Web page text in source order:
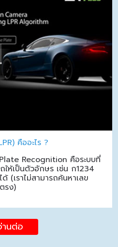
คืออะไร ?
Recognition คือระบบที่
ให้เป็นตัวอักษร เช่น ก1234
(เราไม่สามารถค้นหาเลข
รง)
นต่อ